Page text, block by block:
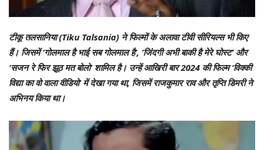
टीकू तलसानिया (Tiku Talsania) ने फिल्मों के अलावा टीवी सीरियल्स भी किए
हैं। जिसमें ‘गोलमाल है भाई सब गोलमाल है’, ‘जिंदगी अभी बाकी है मेरे घोस्ट’ और
‘सजन रे फिर झूठ मत बोलो’ शामिल है। उन्हें आखिरी बार 2024 की फिल्म ‘विक्की
विद्या का वो वाला वीडियो’ में देखा गया था, जिसमें राजकुमार राव और तृप्ति डिमरी ने
अभिनय किया था।